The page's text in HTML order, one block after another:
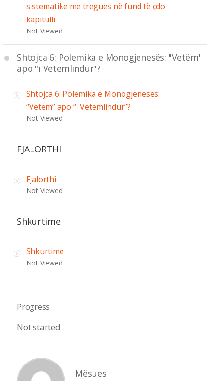
sistematike me tregues në fund të çdo
kapitulli
Not Viewed
Shtojca 6: Polemika e Monogjenesës: "Vetëm"
apo "i Vetëmlindur"?
Shtojca 6: Polemika e Monogjenesës:
“Vetëm” apo “i Vetëmlindur”?
Not Viewed
FJALORTHI
Fjalorthi
Not Viewed
Shkurtime
Shkurtime
Not Viewed
Progress
Not started
Mësuesi